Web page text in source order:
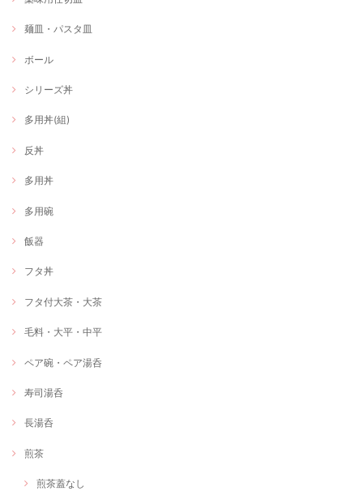
麺皿・パスタ皿
ボール
シリーズ丼
多用丼(組)
反丼
多用丼
多用碗
飯器
フタ丼
フタ付大茶・大茶
毛料・大平・中平
ペア碗・ペア湯呑
寿司湯呑
長湯呑
煎茶
煎茶蓋なし